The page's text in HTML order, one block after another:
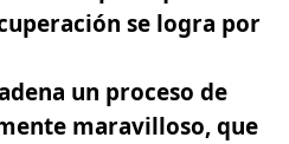
se logra por
un proceso de
maravilloso, que